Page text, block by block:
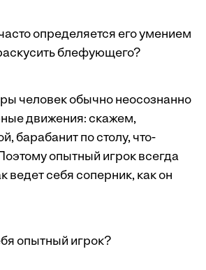
определяется его умением
блефующего?
человек обычно неосознанно
движения: скажем,
барабанит по столу, что-
опытный игрок всегда
ведет себя соперник, как он
опытный игрок?